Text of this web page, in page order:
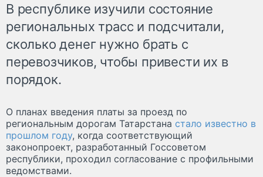
В республике изучили состояние
региональных трасс и подсчитали,
сколько денег нужно брать с
перевозчиков, чтобы привести их в
порядок.
О планах введения платы за проезд по
региональным дорогам Татарстана стало известно в
прошлом году, когда соответствующий
законопроект, разработанный Госсоветом
республики, проходил согласование с профильными
ведомствами.